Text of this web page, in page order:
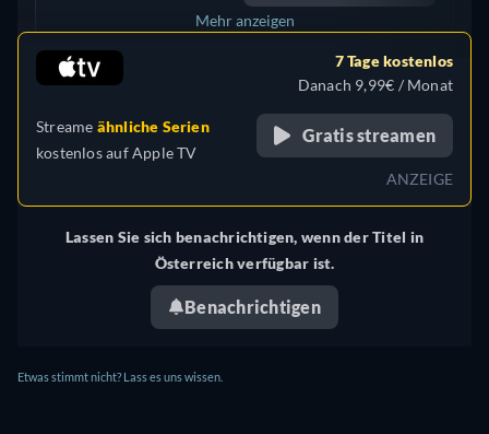
Vereinigtes Königreich
Mehr anzeigen
Streame ähnliche Serien
kostenlos aufApple TV
7 Tage kostenlos
Danach 9,99€ / Monat
Gratis streamen
ANZEIGE
Lassen Sie sich benachrichtigen, wenn der Titel in
Österreich verfügbar ist.
Benachrichtigen
Etwas stimmt nicht? Lass es uns wissen.